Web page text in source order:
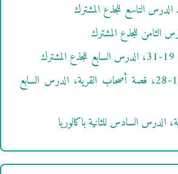
التاسع للجذع المشترك
الثامن للجذع المشترك
سورة يس الآيات 12-28، قصة أصحاب القرية، الدرس السابع
الدرس السادس للثانية باكالوريا